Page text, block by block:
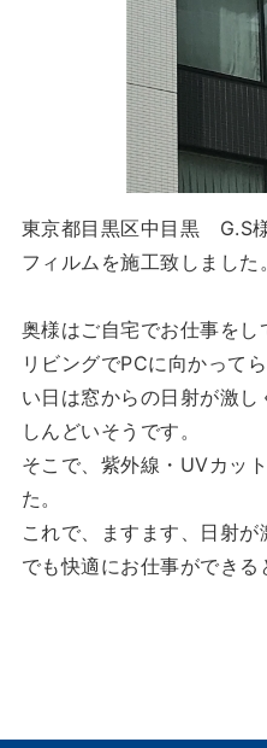
東京都目黒区中目黒 G.S
フィルムを施工致しました。
奥様はご自宅でお仕事をし
リビングでPCに向かって
い日は窓からの日射が激し
しんどいそうです。
そこで、紫外線・UVカッ
た。
これで、ますます、日射
でも快適にお仕事ができる